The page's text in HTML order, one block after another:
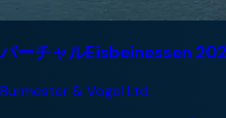
バーチャルEisbeinessen
Burmester & Vogel Ltd.